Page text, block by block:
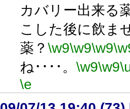
カバリー出来る
こした後に飲ま
薬？ \w9\w9\w9
ね････。 \w9\w9
\e